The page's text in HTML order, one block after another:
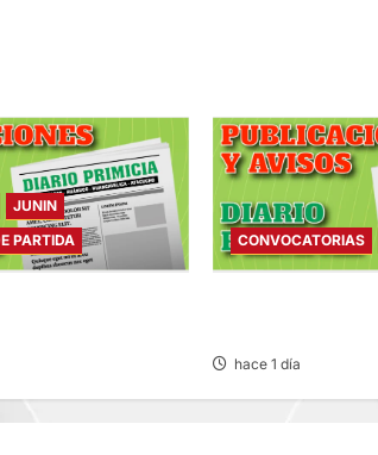
JUNIN
PARTIDA
CONVOCATORIAS
hace 1 día